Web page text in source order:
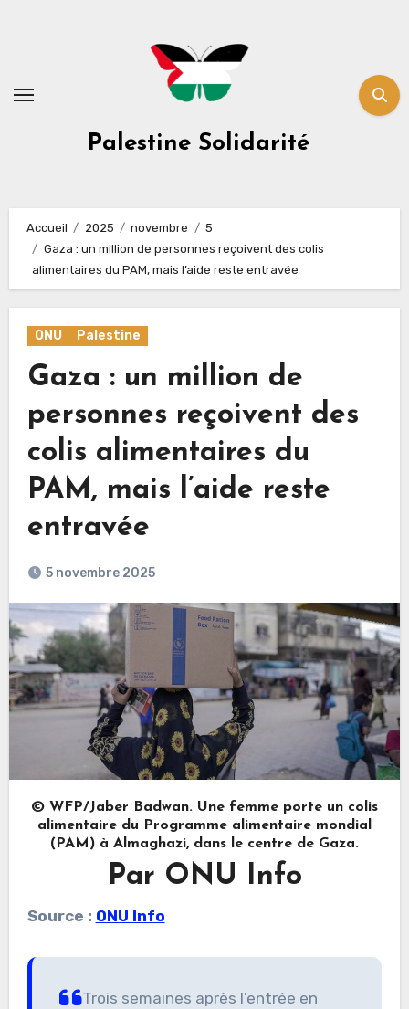
Palestine Solidarité
Accueil 2025 novembre
5
Gaza : un million de personnes reçoivent des colis
alimentaires du PAM, mais l’aide reste entravée
ONU Palestine
Gaza : un million de
personnes reçoivent des
colis alimentaires du
PAM, mais l’aide reste
entravée
5 novembre 2025
© WFP/Jaber Badwan. Une femme porte un colis
alimentaire du Programme alimentaire mondial
(PAM) à Almaghazi, dans le centre de Gaza.
Par ONU Info
Source : ONU Info
Trois semaines après l’entrée en